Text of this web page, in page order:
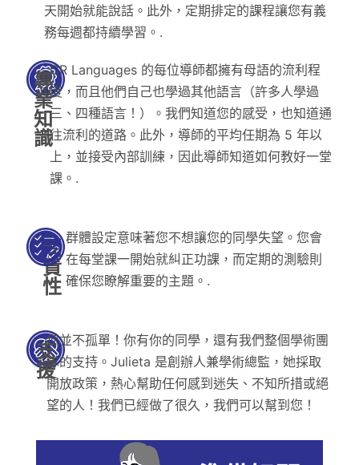
天開始就能說話。此外，定期排定的課程讓您有義
務每週都持續學習。.
專
業
知
識
CR Languages 的每位導師都擁有母語的流利程
度，而且他們自己也學過其他語言（許多人學過
三、四種語言！）。我們知道您的感受，也知道通
往流利的道路。此外，導師的平均任期為 5 年以
上，並接受內部訓練，因此導師知道如何教好一堂
課。.
問
責
性
群體設定意味著您不想讓您的同學失望。您會
在每堂課一開始就糾正功課，而定期的測驗則
確保您瞭解重要的主題。.
支
援
您並不孤單！你有你的同學，還有我們整個學術團
隊的支持。Julieta 是創辦人兼學術總監，她採取
開放政策，熱心幫助任何感到迷失、不知所措或絕
望的人！我們已經做了很久，我們可以幫到您！